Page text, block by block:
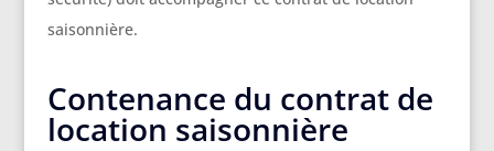
saisonnière.
Contenance du contrat de
location saisonnière